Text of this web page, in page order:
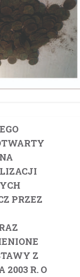
PRZEZ
Z
2003 R. O